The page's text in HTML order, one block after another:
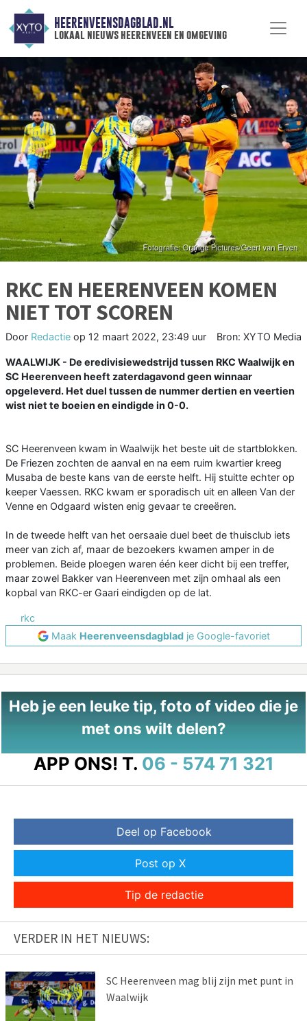
HEERENVEENSDAGBLAD.NL
lokaal nieuws heerenveen en omgeving
RKC EN HEERENVEEN KOMEN
NIET TOT SCOREN
Door Redactie op 12 maart 2022, 23:49 uur Bron: XYTO Media
WAALWIJK - De eredivisiewedstrijd tussen RKC Waalwijk en
SC Heerenveen heeft zaterdagavond geen winnaar
opgeleverd. Het duel tussen de nummer dertien en veertien
wist niet te boeien en eindigde in 0-0.
SC Heerenveen kwam in Waalwijk het beste uit de startblokken.
De Friezen zochten de aanval en na eem ruim kwartier kreeg
Musaba de beste kans van de eerste helft. Hij stuitte echter op
keeper Vaessen. RKC kwam er sporadisch uit en alleen Van der
Venne en Odgaard wisten enig gevaar te creeëren.
In de tweede helft van het oersaaie duel beet de thuisclub iets
meer van zich af, maar de bezoekers kwamen amper in de
problemen. Beide ploegen waren één keer dicht bij een treffer,
maar zowel Bakker van Heerenveen met zijn omhaal als een
kopbal van RKC-er Gaari eindigden op de lat.
rkc
Maak Heerenveensdagbladje Google-favoriet
Heb je een leuke tip, foto of video die je
met ons wilt delen?
APP ONS! T. 06 - 574 71 321
Deel op Facebook
Post op X
Tip de redactie
VERDER IN HET NIEUWS:
SC Heerenveen mag blij zijn met punt in
Waalwijk